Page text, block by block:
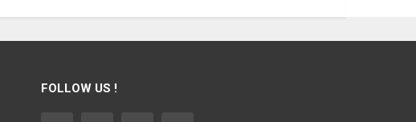
FOLLOW US !